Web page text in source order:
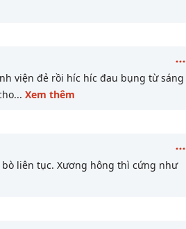
viện đẻ rồi híc híc đau bụng từ sáng
... Xem thêm
liên tục. Xương hông thì cứng như